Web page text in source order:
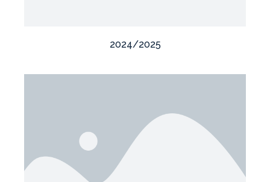
2024/2025